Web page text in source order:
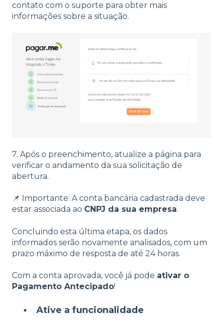
contato com o suporte para obter mais
informações sobre a situação.
7. Após o preenchimento, atualize a página para
verificar o andamento da sua solicitação de
abertura.
📌 Importante: A conta bancária cadastrada deve
estar associada ao CNPJ da sua empresa.
Concluindo esta última etapa, os dados
informados serão novamente analisados, com um
prazo máximo de resposta de até 24 horas.
Com a conta aprovada, você já pode ativar o
Pagamento Antecipado!
Ative a funcionalidade